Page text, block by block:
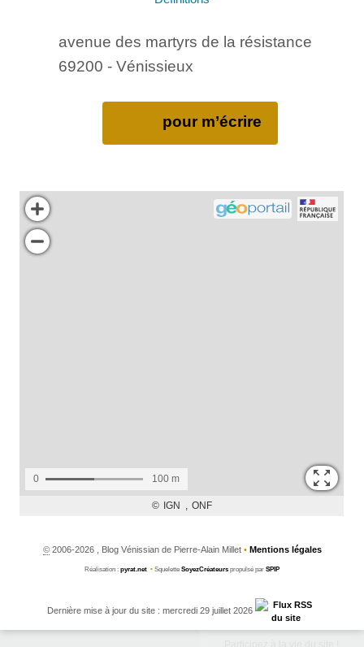
avenue des martyrs de la résistance
69200 - Vénissieux
pour m’écrire
©2006-2026 , Blog Vénissian de Pierre-Alain Millet • Mentions légales
Réalisation : pyrat.net • Squelette SoyezCréateurs propulsé par SPIP
Dernière mise à jour du site : mercredi 29 juillet 2026